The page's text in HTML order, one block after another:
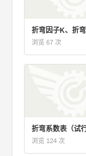
折弯因子K、折
浏览 67 次
折弯系数表（试行
浏览 124 次